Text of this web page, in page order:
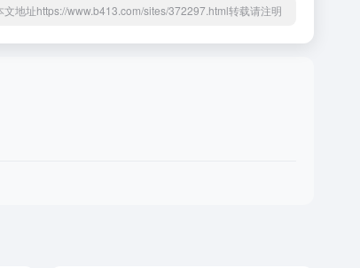
文地址https://www.b413.com/sites/372297.html转载请注明